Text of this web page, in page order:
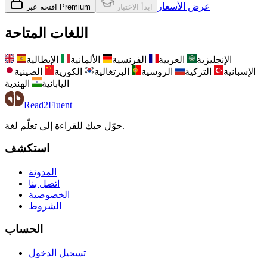
افتحه عبر Premium ابدأ الاختبار عرض الأسعار
اللغات المتاحة
الإنجليزية العربية الفرنسية الألمانية
الإيطالية
الإسبانية
التركية الروسية البرتغالية الكورية
الصينية
اليابانية
الهندية
Read2Fluent
حوّل حبك للقراءة إلى تعلّم لغة.
استكشف
المدونة
اتصل بنا
الخصوصية
الشروط
الحساب
تسجيل الدخول